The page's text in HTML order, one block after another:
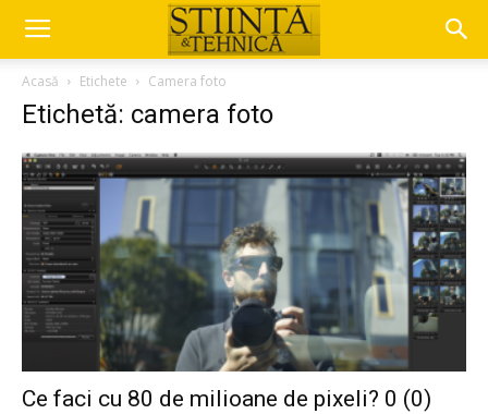
Acasă Etichete Camera foto
Etichetă: camera foto
Ce faci cu 80 de milioane de pixeli? 0 (0)